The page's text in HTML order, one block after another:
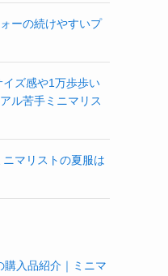
ーの続けやすいプ
ズ感や1万歩歩い
ル苦手ミニマリス
ニマリストの夏服は
購入品紹介｜ミニマ